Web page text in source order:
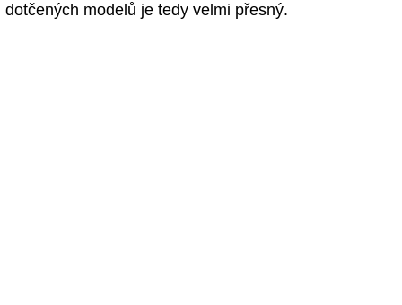
dotčených modelů je tedy velmi přesný.